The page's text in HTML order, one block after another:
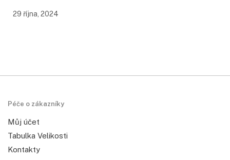
29 října, 2024
Péče o zákazníky
Můj účet
Tabulka Velikosti
Kontakty